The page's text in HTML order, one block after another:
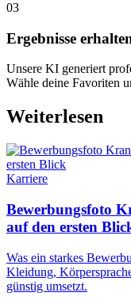
03
Ergebnisse
Unsere KI generiert
Wähle deine Favoriten
Weiterlesen
Karriere
Bewerbungsfoto
auf den ersten
Was ein starkes
Kleidung,
günstig umsetzt.